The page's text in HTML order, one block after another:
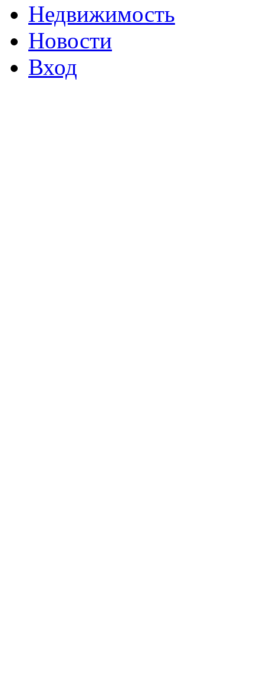
Недвижимость
Новости
Вход